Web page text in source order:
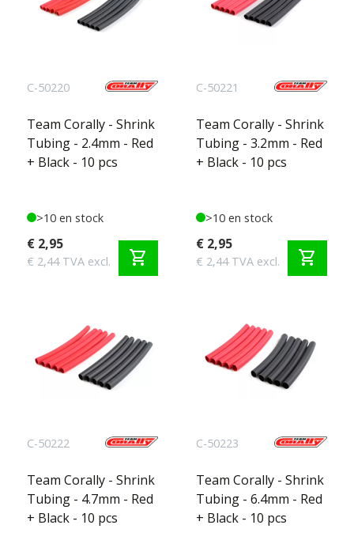
C-50220
Team Corally - Shrink
Tubing - 2.4mm - Red
+ Black - 10 pcs
>10 en stock
€ 2,95
€ 2,44 TVA excl. shopping_cart
C-50221
Team Corally - Shrink
Tubing - 3.2mm - Red
+ Black - 10 pcs
>10 en stock
€ 2,95
€ 2,44 TVA excl. shopping_cart
C-50222
Team Corally - Shrink
Tubing - 4.7mm - Red
+ Black - 10 pcs
C-50223
Team Corally - Shrink
Tubing - 6.4mm - Red
+ Black - 10 pcs